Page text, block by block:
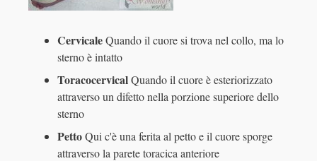
CervicaleQuando il cuore si trova nel collo, ma lo
sterno è intatto
ToracocervicalQuando il cuore è esteriorizzato
attraverso un difetto nella porzione superiore dello
sterno
PettoQui c'è una ferita al petto e il cuore sporge
attraverso la parete toracica anteriore